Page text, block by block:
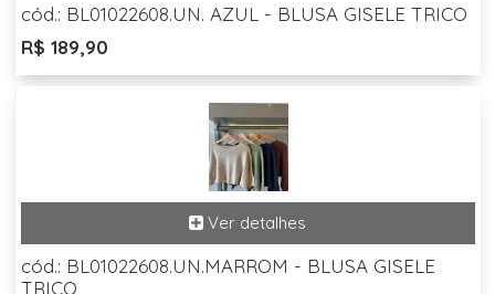
cód.: BL01022608.UN. AZUL - BLUSA GISELE TRICO
R$ 189,90
cód.: BL01022608.UN.MARROM - BLUSA GISELE
TRICO